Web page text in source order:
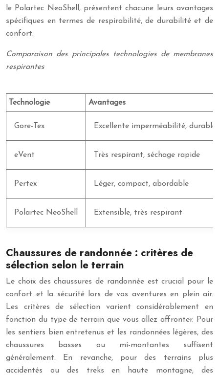
le Polartec NeoShell, présentent chacune leurs avantages
spécifiques en termes de respirabilité, de durabilité et de
confort.
Comparaison des principales technologies de membranes
respirantes
Technologie Avantages
Gore-Tex Excellente imperméabilité, durable
eVent Très respirant, séchage rapide
Pertex Léger, compact, abordable
Polartec NeoShell Extensible, très respirant
Chaussures de randonnée : critères de
sélection selon le terrain
Le choix des chaussures de randonnée est crucial pour le
confort et la sécurité lors de vos aventures en plein air.
Les critères de sélection varient considérablement en
fonction du type de terrain que vous allez affronter. Pour
les sentiers bien entretenus et les randonnées légères, des
chaussures basses ou mi-montantes suffisent
généralement. En revanche, pour des terrains plus
accidentés ou des treks en haute montagne, des